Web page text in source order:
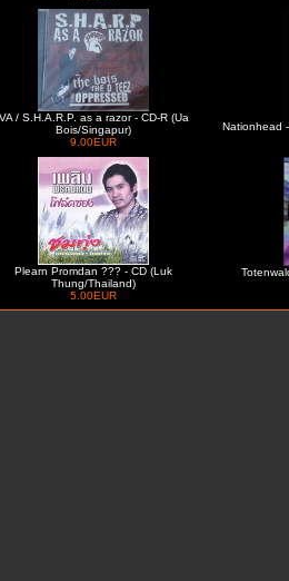
VA / S.H.A.R.P. as a razor - CD-R (Ua
Bois/Singapur)
9.00EUR
Nationhead
Plearn Promdan ??? - CD (Luk
Thung/Thailand)
5.00EUR